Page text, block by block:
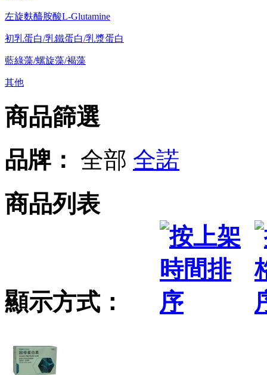
左旋麩醯胺酸L-Glutamine
初乳蛋白/乳鐵蛋白/乳漿蛋白
藍綠藻/螺旋藻/褐藻
其他
商品篩選
品牌： 全部 全諾
商品列表
顯示方式：